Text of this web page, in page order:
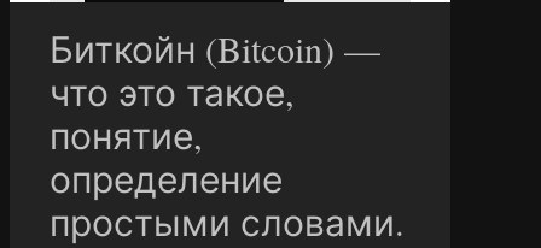
Биткойн (Bitcoin) —
что это такое,
понятие,
определение
простыми словами.